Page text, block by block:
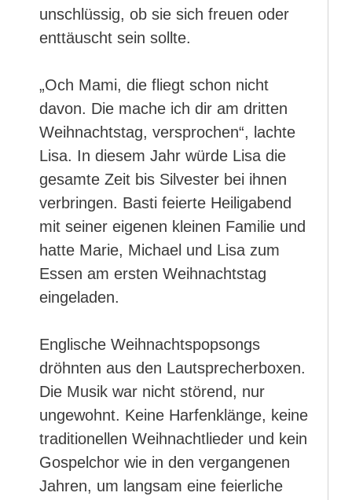
unschlüssig, ob sie sich freuen oder
enttäuscht sein sollte.
„Och Mami, die fliegt schon nicht
davon. Die mache ich dir am dritten
Weihnachtstag, versprochen“, lachte
Lisa. In diesem Jahr würde Lisa die
gesamte Zeit bis Silvester bei ihnen
verbringen. Basti feierte Heiligabend
mit seiner eigenen kleinen Familie und
hatte Marie, Michael und Lisa zum
Essen am ersten Weihnachtstag
eingeladen.
Englische Weihnachtspopsongs
dröhnten aus den Lautsprecherboxen.
Die Musik war nicht störend, nur
ungewohnt. Keine Harfenklänge, keine
traditionellen Weihnachtlieder und kein
Gospelchor wie in den vergangenen
Jahren, um langsam eine feierliche